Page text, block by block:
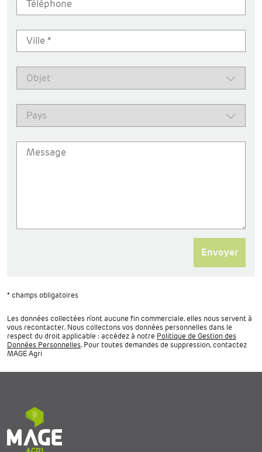
* champs obligatoires
Les données collectées n’ont aucune fin commerciale, elles nous servent à
vous recontacter. Nous collectons vos données personnelles dans le
respect du droit applicable : accédez à notre Politique de Gestion des
Données Personnelles. Pour toutes demandes de suppression, contactez
MAGE Agri